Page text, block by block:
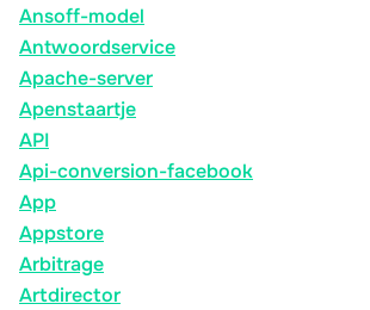
Ansoff-model
Antwoordservice
Apache-server
Apenstaartje
API
Api-conversion-facebook
App
Appstore
Arbitrage
Artdirector